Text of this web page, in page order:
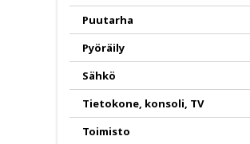
Puutarha
Pyöräily
Sähkö
Tietokone, konsoli, TV
Toimisto